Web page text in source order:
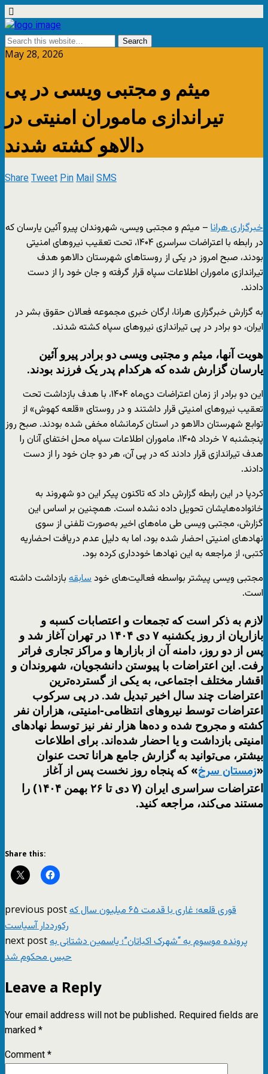
May 28, 2026
میثم و مجتبی ویسی در پی
تیراندازی ماموران امنیتی در
دالاهو کشته شدند
ShareTweetPinMailSMS
خبرگزاری هرانا – میثم و مجتبی ویسی، شهروندان پیرو آئین یارسان که
در رابطه با اعتراضات سراسری ۱۴۰۴، تحت تعقیب نیروهای امنیتی
بودند، صبح امروز در یکی از روستاهای شهرستان دالاهو هدف
تیراندازی ماموران اطلاعات سپاه قرار گرفته و جان خود را از دست
دادند.
به گزارش خبرگزاری هرانا، ارگان خبری مجموعه فعالان حقوق بشر در
ایران، دو برادر در پی تیراندازی نیروهای سپاه کشته شدند.
هویت آنها، میثم و مجتبی ویسی دو برادر پیرو آئین
یارسان گزارش شده که هرکدام پدر یک فرزند بودند.
این دو برادر از زمان اعتراضات دی‌ماه ۱۴۰۴، با هدف بازداشت تحت
تعقیب نیروهای امنیتی قرار داشتند و در روستای «قلعه کهوش» از
توابع شهرستان دالاهو در استان کرمانشاه مخفی شده بودند. صبح روز
پنجشنبه ۷ خرداد ۱۴۰۵، ماموران اطلاعات سپاه محل اختفای آنان را
هدف تیراندازی قرار دادند که در پی آن، هر دو جان خود را از دست
دادند.
کردپا در این رابطه گزارش داد که تاکنون پیکر این دو شهروند به
خانواده‌هایشان تحویل داده نشده است. همچنین بر اساس این
گزارش، مجتبی ویسی طی ماه‌های اخیر به‌صورت تلفنی از سوی
نهادهای امنیتی احضار شده بود، اما به دلیل عدم دریافت احضاریه
کتبی، از مراجعه به این نهادها خودداری کرده بود.
مجتبی ویسی پیشتر بواسطه فعالیت‌های خودسابقه بازداشت داشته
است.
لازم به ذکر است که تجمعات و اعتصابات کسبه و
بازاریان از روز یکشنبه ۷ دی‌ ۱۴۰۴ در تهران آغاز شد و
پس از دو روز، دامنه آن از بازارها و مراکز تجاری فراتر
رفت. این اعتراضات با پیوستن دانشجویان، شهروندان و
اقشار مختلف اجتماعی، به یکی از گسترده‌ترین
اعتراضات چند سال اخیر تبدیل شد. در پی سرکوب
اعتراضات توسط نیروهای انتظامی-امنیتی، هزاران نفر
کشته و مجروح شده و ده‌ها هزار نفر نیز توسط نهادهای
امنیتی بازداشت و یا احضار شده‌اند. برای اطلاعات
بیشتر، می‌توانید به گزارش جامع هرانا تحت عنوان
«زمستان سرخ» که پنجاه روز نخست پس از آغاز
اعتراضات سراسری ایران (۷ دی تا ۲۶ بهمن ۱۴۰۴) را
مستند می‌کند، مراجعه کنید.
Share this:
previous postقوری قلعه؛ غاری با قدمت ۶۵ میلیون سال که
رکورددار آسیاست
next postپرونده موسوم به “شهرک اکباتان”؛ یاسمین دشتانی به
حبس محکوم شد
Leave a Reply
Your email address will not be published. Required fields are
marked*
Comment*